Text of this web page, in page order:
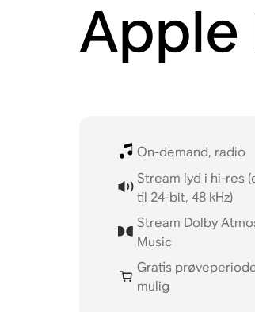
Apple
On-demand, radio
Stream lyd i hi-res
til 24-bit, 48 kHz)
Stream Dolby
Music
Gratis
mulig